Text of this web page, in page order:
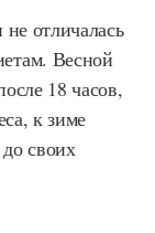
отличалась
Весной
18 часов,
к зиме
своих